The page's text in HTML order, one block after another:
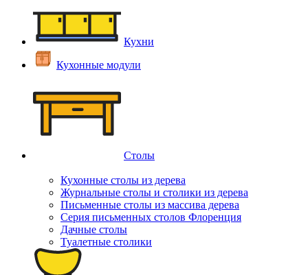
Кухни
Кухонные модули
Столы
Кухонные столы из дерева
Журнальные столы и столики из дерева
Письменные столы из массива дерева
Серия письменных столов Флоренция
Дачные столы
Туалетные столики